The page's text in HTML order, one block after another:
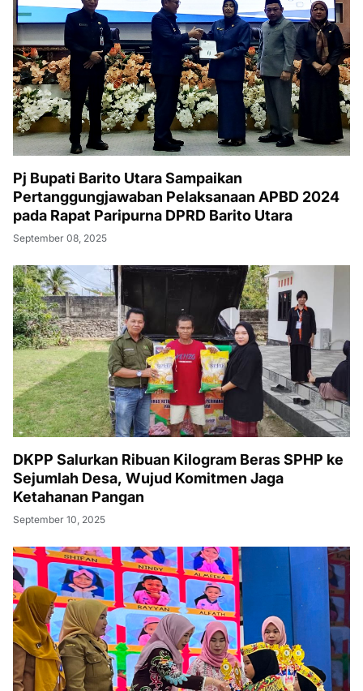
Pj Bupati Barito Utara Sampaikan
Pertanggungjawaban Pelaksanaan APBD 2024
pada Rapat Paripurna DPRD Barito Utara
September 08, 2025
DKPP Salurkan Ribuan Kilogram Beras SPHP ke
Sejumlah Desa, Wujud Komitmen Jaga
Ketahanan Pangan
September 10, 2025